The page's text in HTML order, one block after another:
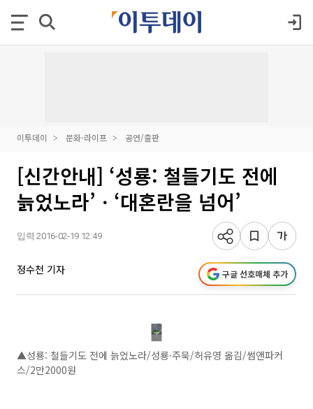
이투데이 문화·라이프 공연/출판
[신간안내] ‘성룡: 철들기도 전에
늙었노라’ㆍ‘대혼란을 넘어’
입력 2016-02-19 12:49
정수천 기자 구글 선호매체 추가
▲성룡: 철들기도 전에 늙었노라/성룡·주묵/허유영 옮김/썸앤파커
스/2만2000원